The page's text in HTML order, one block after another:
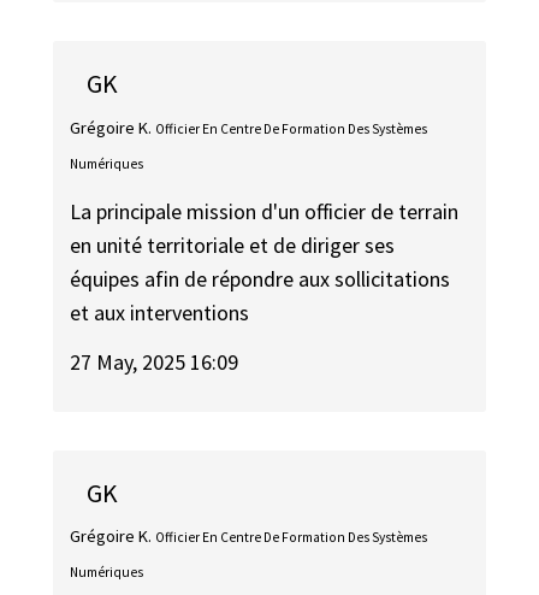
GK
Grégoire K. Officier En Centre De Formation Des Systèmes
Numériques
La principale mission d'un officier de terrain
en unité territoriale et de diriger ses
équipes afin de répondre aux sollicitations
et aux interventions
27 May, 2025 16:09
GK
Grégoire K. Officier En Centre De Formation Des Systèmes
Numériques